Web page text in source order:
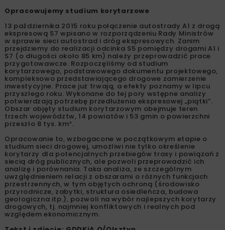
Opracowujemy studium korytarzowe
13 października 2015 roku połączenie autostrady A1 z drogą
ekspresową S7 wpisano w rozporządzeniu Rady Ministrów
w sprawie sieci autostrad i dróg ekspresowych. Zanim
przejdziemy do realizacji odcinka S5 pomiędzy drogami A1 i
S7 (o długości około 85 km) należy przeprowadzić prace
przygotowawcze. Rozpoczęliśmy od studium
korytarzowego, podstawowego dokumentu projektowego,
kompleksowo przedstawiającego drogowe zamierzenie
inwestycyjne. Prace już trwają, a efekty poznamy w lipcu
przyszłego roku. Wykonane do tej pory wstępne analizy
potwierdzają potrzebę przedłużenia ekspresowej „piątki”.
Obszar objęty studium korytarzowym obejmuje teren
trzech województw, 14 powiatów i 53 gmin o powierzchni
przeszło 8 tys. km².
Opracowanie to, wzbogacone w początkowym etapie o
studium sieci drogowej, umożliwi nie tylko określenie
korytarzy dla potencjalnych przebiegów trasy i powiązań z
siecią dróg publicznych, ale pozwoli przeprowadzić ich
analizę i porównania. Taka analiza, ze szczególnym
uwzględnieniem relacji z obszarami o różnych funkcjach
przestrzennych, w tym objętych ochroną (środowisko
przyrodnicze, zabytki, struktura osiedleńcza, budowa
geologiczna itp.), pozwoli na wybór najlepszych korytarzy
drogowych, tj. najmniej konfliktowych i realnych pod
względem ekonomicznym.